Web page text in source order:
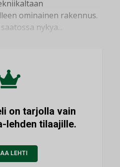
ominainen rakennus.
nykya...
on tarjolla vain
lehden tilaajille.
LEHTI